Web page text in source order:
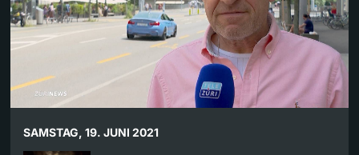
SAMSTAG, 19. JUNI 2021